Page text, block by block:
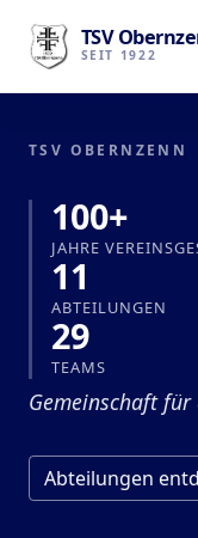
TSV
SEIT 1922
TSV OBERNZENN
100+
JAHRE
11
ABTEILUNGEN
29
TEAMS
Gemeinschaft
Abteilungen